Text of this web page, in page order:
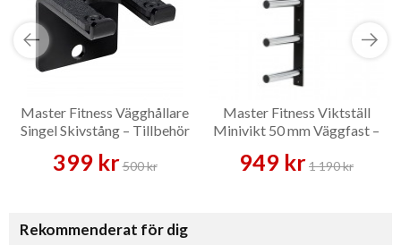
Master Fitness Vägghållare
Singel Skivstång – Tillbehör
399 kr500 kr
Master Fitness Viktställ
Minivikt 50 mm Väggfast –
949 kr1 190 kr
Rekommenderat för dig